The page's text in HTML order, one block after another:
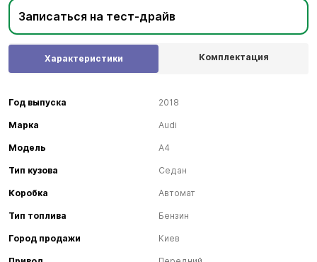
Записаться на тест-драйв
Характеристики Комплектация
Год выпуска 2018
Марка Audi
Модель A4
Тип кузова Седан
Коробка Автомат
Тип топлива Бензин
Город продажи Киев